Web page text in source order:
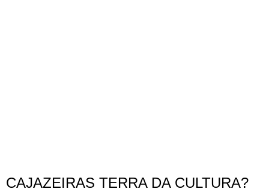
CAJAZEIRAS TERRA DA CULTURA?